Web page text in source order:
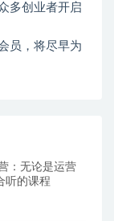
多创业者开启
员，将尽早为
：无论是运营
听的课程